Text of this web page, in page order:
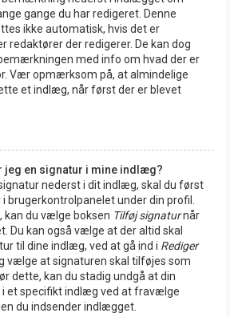
gange du har redigeret. Denne
ikke automatisk, hvis det er
redaktører der redigerer. De kan dog
med info om hvad der er
Vær opmærksom på, at almindelige
et indlæg, når først der er blevet
jeg en signatur i mine indlæg?
nederst i dit indlæg, skal du først
brugerkontrolpanelet under din profil.
kan du vælge boksen Tilføj signaturnår
Du kan også vælge at der altid skal
til dine indlæg, ved at gå ind i Rediger
vælge at signaturen skal tilføjes som
dette, kan du stadig undgå at din
et specifikt indlæg ved at fravælge
du indsender indlægget.